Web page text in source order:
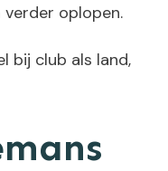
oplopen.
bij club als land,